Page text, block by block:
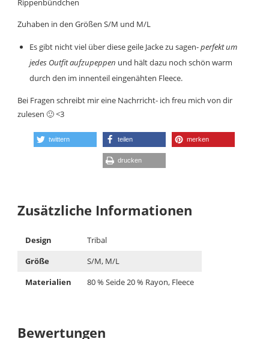
Rippenbündchen
Zuhaben in den Größen S/M und M/L
Es gibt nicht viel über diese geile Jacke zu sagen-perfektum
jedes Outfit aufzupeppen und hält dazu noch schön warm
durch den im innenteil eingenähten Fleece.
Bei Fragen schreibt mir eine Nachrricht- ich freu mich von dir
zulesen 🙂 <3
twittern teilen merken
drucken
Zusätzliche Informationen
Design
Tribal
Größe
S/M, M/L
Materialien
80 % Seide 20 % Rayon, Fleece
Bewertungen